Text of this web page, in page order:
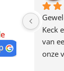
e
Keck
van
onze